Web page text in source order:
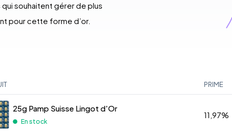
souhaitent gérer de plus
pour cette forme d’or.
PRIME
25g Pamp Suisse Lingot d'Or
En stock
11,97%